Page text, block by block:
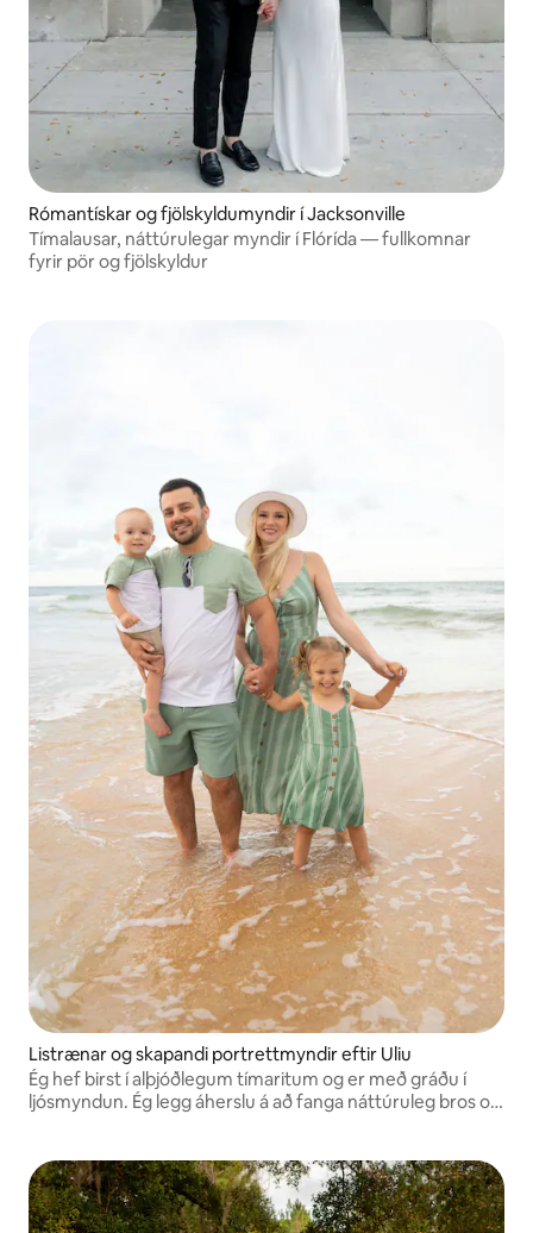
Rómantískar og fjölskyldumyndir í Jacksonville
Tímalausar, náttúrulegar myndir í Flórída — fullkomnar
fyrir pör og fjölskyldur
Listrænar og skapandi portrettmyndir eftir Uliu
Ég hef birst í alþjóðlegum tímaritum og er með gráðu í
ljósmyndun. Ég legg áherslu á að fanga náttúruleg bros og